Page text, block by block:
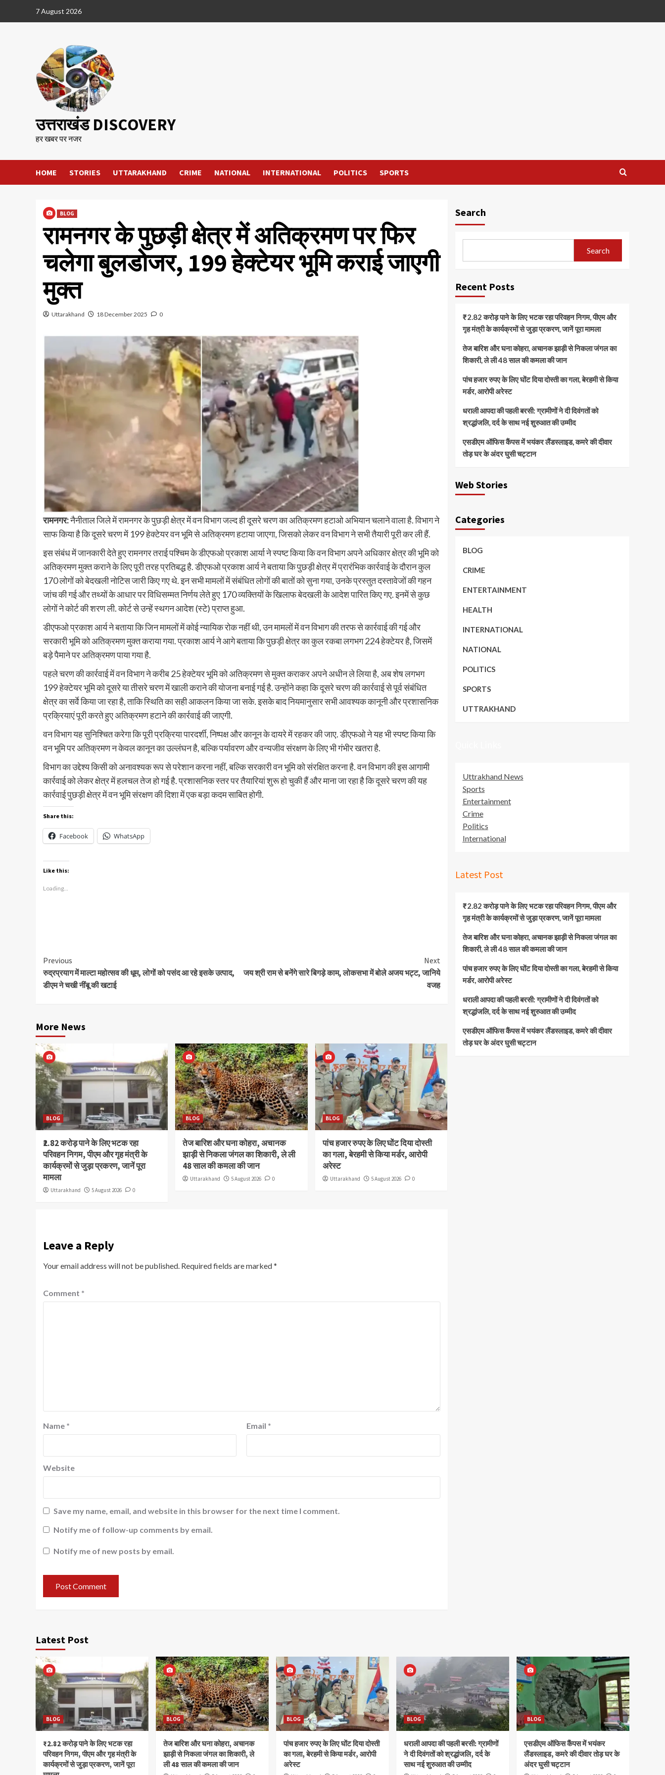
7 August 2026
उत्तराखंड DISCOVERY
हर खबर पर नजर
HOME STORIES UTTARAKHAND CRIME NATIONAL INTERNATIONAL POLITICS SPORTS
BLOG
रामनगर के पुछड़ी क्षेत्र में अतिक्रमण पर फिर
चलेगा बुलडोजर, 199 हेक्टेयर भूमि कराई जाएगी
मुक्त
Uttarakhand 18 December 2025 0
रामनगर:नैनीताल जिले में रामनगर के पुछड़ी क्षेत्र में वन विभाग जल्द ही दूसरे चरण का अतिक्रमण हटाओ अभियान चलाने वाला है. विभाग ने
साफ किया है कि दूसरे चरण में 199 हेक्टेयर वन भूमि से अतिक्रमण हटाया जाएगा, जिसको लेकर वन विभाग ने सभी तैयारी पूरी कर ली हैं.
इस संबंध में जानकारी देते हुए रामनगर तराई पश्चिम के डीएफओ प्रकाश आर्या ने स्पष्ट किया कि वन विभाग अपने अधिकार क्षेत्र की भूमि को
अतिक्रमण मुक्त कराने के लिए पूरी तरह प्रतिबद्ध है. डीएफओ प्रकाश आर्य ने बताया कि पुछड़ी क्षेत्र में प्रारंभिक कार्रवाई के दौरान कुल
170 लोगों को बेदखली नोटिस जारी किए गए थे. इन सभी मामलों में संबंधित लोगों की बातों को सुना गया, उनके प्रस्तुत दस्तावेजों की गहन
जांच की गई और तथ्यों के आधार पर विधिसम्मत निर्णय लेते हुए 170 व्यक्तियों के खिलाफ बेदखली के आदेश पारित किए गए. इनमें से कुछ
लोगों ने कोर्ट की शरण ली. कोर्ट से उन्हें स्थगन आदेश (स्टे) प्राप्त हुआ.
डीएफओ प्रकाश आर्य ने बताया कि जिन मामलों में कोई न्यायिक रोक नहीं थी, उन मामलों में वन विभाग की तरफ से कार्रवाई की गई और
सरकारी भूमि को अतिक्रमण मुक्त कराया गया. प्रकाश आर्य ने आगे बताया कि पुछड़ी क्षेत्र का कुल रकबा लगभग 224 हेक्टेयर है, जिसमें
बड़े पैमाने पर अतिक्रमण पाया गया है.
पहले चरण की कार्रवाई में वन विभाग ने करीब 25 हेक्टेयर भूमि को अतिक्रमण से मुक्त कराकर अपने अधीन ले लिया है, अब शेष लगभग
199 हेक्टेयर भूमि को दूसरे या तीसरे चरण में खाली कराने की योजना बनाई गई है. उन्होंने कहा कि दूसरे चरण की कार्रवाई से पूर्व संबंधित
क्षेत्र का सर्वे किया जा रहा है, ताकि स्थिति का सही आकलन किया जा सके. इसके बाद नियमानुसार सभी आवश्यक कानूनी और प्रशासनिक
प्रक्रियाएं पूरी करते हुए अतिक्रमण हटाने की कार्रवाई की जाएगी.
वन विभाग यह सुनिश्चित करेगा कि पूरी प्रक्रिया पारदर्शी, निष्पक्ष और कानून के दायरे में रहकर की जाए. डीएफओ ने यह भी स्पष्ट किया कि
वन भूमि पर अतिक्रमण न केवल कानून का उल्लंघन है, बल्कि पर्यावरण और वन्यजीव संरक्षण के लिए भी गंभीर खतरा है.
विभाग का उद्देश्य किसी को अनावश्यक रूप से परेशान करना नहीं, बल्कि सरकारी वन भूमि को संरक्षित करना है. वन विभाग की इस आगामी
कार्रवाई को लेकर क्षेत्र में हलचल तेज हो गई है. प्रशासनिक स्तर पर तैयारियां शुरू हो चुकी हैं और माना जा रहा है कि दूसरे चरण की यह
कार्रवाई पुछड़ी क्षेत्र में वन भूमि संरक्षण की दिशा में एक बड़ा कदम साबित होगी.
Share this:
Facebook WhatsApp
Like this:
Loading...
Continue
Reading
Previous
रुद्रप्रयाग में माल्टा महोत्सव की धूम, लोगों को पसंद आ रहे इसके उत्पाद,
डीएम ने चखी नींबू की खटाई
Next
जय श्री राम से बनेंगे सारे बिगड़े काम, लोकसभा में बोले अजय भट्ट, जानिये
वजह
More News
BLOG
₹2.82 करोड़ पाने के लिए भटक रहा
परिवहन निगम, पीएम और गृह मंत्री के
कार्यक्रमों से जुड़ा प्रकरण, जानें पूरा
मामला
Uttarakhand 5 August 2026 0
BLOG
तेज बारिश और घना कोहरा, अचानक
झाड़ी से निकला जंगल का शिकारी, ले ली
48 साल की कमला की जान
Uttarakhand 5 August 2026 0
BLOG
पांच हजार रुपए के लिए घोंट दिया दोस्ती
का गला, बेरहमी से किया मर्डर, आरोपी
अरेस्ट
Uttarakhand 5 August 2026 0
Leave a Reply
Your email address will not be published. Required fields are marked*
Comment *
Name * Email *
Website
Save my name, email, and website in this browser for the next time I comment.
Notify me of follow-up comments by email.
Notify me of new posts by email.
Search
Search
Recent Posts
₹2.82 करोड़ पाने के लिए भटक रहा परिवहन निगम, पीएम और
गृह मंत्री के कार्यक्रमों से जुड़ा प्रकरण, जानें पूरा मामला
तेज बारिश और घना कोहरा, अचानक झाड़ी से निकला जंगल का
शिकारी, ले ली 48 साल की कमला की जान
पांच हजार रुपए के लिए घोंट दिया दोस्ती का गला, बेरहमी से किया
मर्डर, आरोपी अरेस्ट
धराली आपदा की पहली बरसी: ग्रामीणों ने दी दिवंगतों को
श्रद्धांजलि, दर्द के साथ नई शुरुआत की उम्मीद
एसडीएम ऑफिस कैंपस में भयंकर लैंडस्लाइड, कमरे की दीवार
तोड़ घर के अंदर घुसी चट्टान
Web Stories
Categories
BLOG
CRIME
ENTERTAINMENT
HEALTH
INTERNATIONAL
NATIONAL
POLITICS
SPORTS
UTTRAKHAND
Uttrakhand News
Sports
Entertainment
Crime
Politics
International
Latest Post
₹2.82 करोड़ पाने के लिए भटक रहा परिवहन निगम, पीएम और
गृह मंत्री के कार्यक्रमों से जुड़ा प्रकरण, जानें पूरा मामला
तेज बारिश और घना कोहरा, अचानक झाड़ी से निकला जंगल का
शिकारी, ले ली 48 साल की कमला की जान
पांच हजार रुपए के लिए घोंट दिया दोस्ती का गला, बेरहमी से किया
मर्डर, आरोपी अरेस्ट
धराली आपदा की पहली बरसी: ग्रामीणों ने दी दिवंगतों को
श्रद्धांजलि, दर्द के साथ नई शुरुआत की उम्मीद
एसडीएम ऑफिस कैंपस में भयंकर लैंडस्लाइड, कमरे की दीवार
तोड़ घर के अंदर घुसी चट्टान
Latest Post
BLOG
₹2.82 करोड़ पाने के लिए भटक रहा
परिवहन निगम, पीएम और गृह मंत्री के
कार्यक्रमों से जुड़ा प्रकरण, जानें पूरा
BLOG
तेज बारिश और घना कोहरा, अचानक
झाड़ी से निकला जंगल का शिकारी, ले
ली 48 साल की कमला की जान
BLOG
पांच हजार रुपए के लिए घोंट दिया दोस्ती
का गला, बेरहमी से किया मर्डर, आरोपी
अरेस्ट
BLOG
धराली आपदा की पहली बरसी: ग्रामीणों
ने दी दिवंगतों को श्रद्धांजलि, दर्द के
साथ नई शुरुआत की उम्मीद
BLOG
एसडीएम ऑफिस कैंपस में भयंकर
लैंडस्लाइड, कमरे की दीवार तोड़ घर के
अंदर घुसी चट्टान